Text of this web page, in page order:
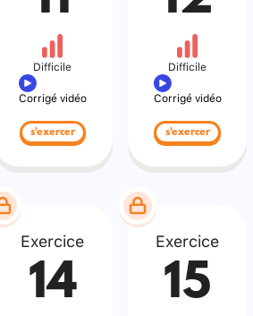
Difficile
Corrigé vidéo
s'exercer
Difficile
Corrigé vidéo
s'exercer
Exercice
14
Exercice
15